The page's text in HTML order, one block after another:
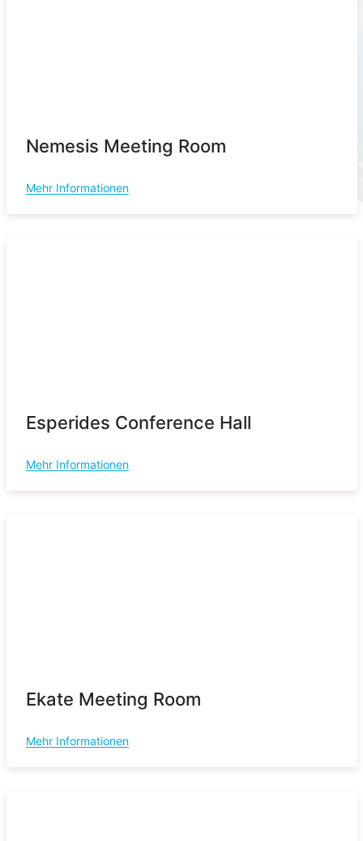
Nemesis Meeting Room
Mehr Informationen
Esperides Conference Hall
Mehr Informationen
Ekate Meeting Room
Mehr Informationen